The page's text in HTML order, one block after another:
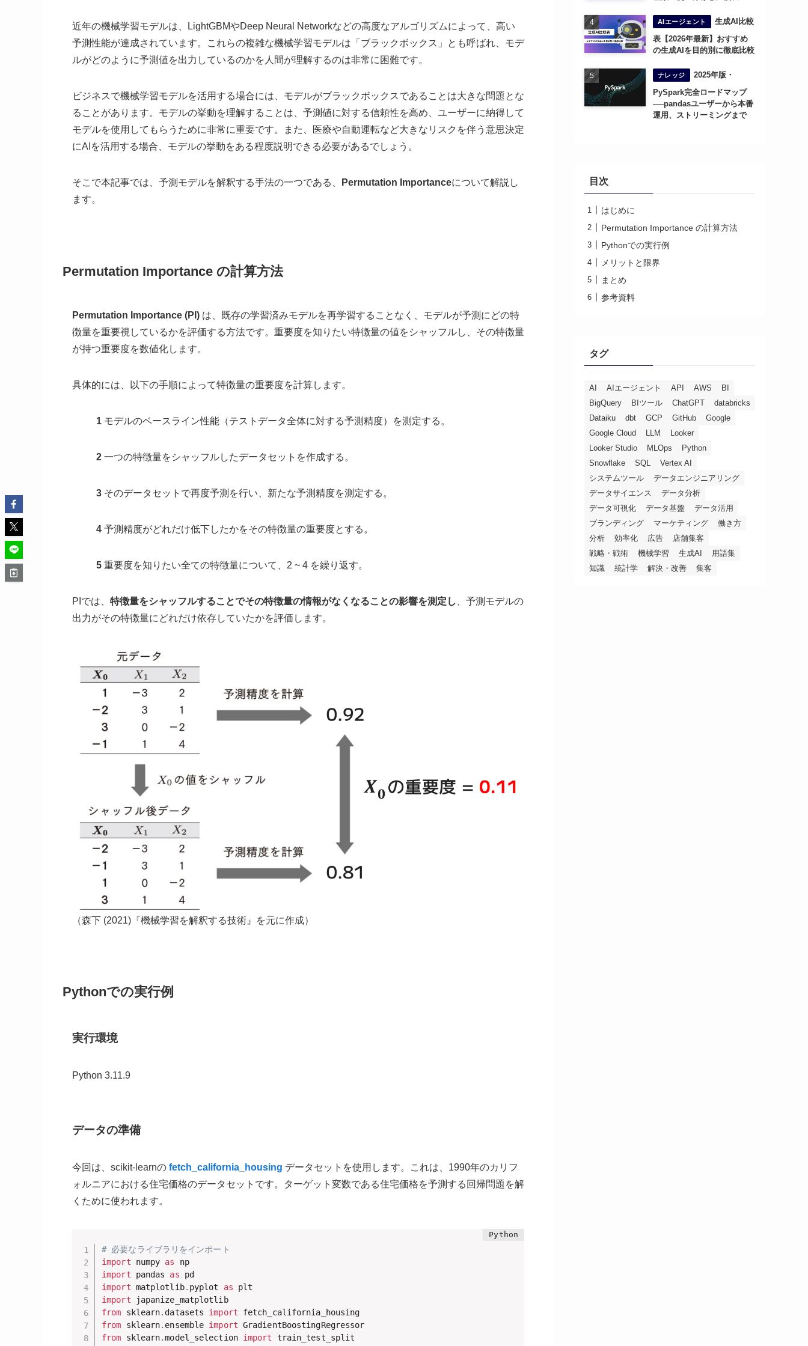
近年の機械学習モデルは、LightGBMやDeep Neural Networkなどの高度なアルゴリズムによって、高い
予測性能が達成されています。これらの複雑な機械学習モデルは「ブラックボックス」とも呼ばれ、モデ
ルがどのように予測値を出力しているのかを人間が理解するのは非常に困難です。
ビジネスで機械学習モデルを活用する場合には、モデルがブラックボックスであることは大きな問題とな
ることがあります。モデルの挙動を理解することは、予測値に対する信頼性を高め、ユーザーに納得して
モデルを使用してもらうために非常に重要です。また、医療や自動運転など大きなリスクを伴う意思決定
にAIを活用する場合、モデルの挙動をある程度説明できる必要があるでしょう。
そこで本記事では、予測モデルを解釈する手法の一つである、 Permutation Importanceについて解説し
ます。
Permutation Importance の計算方法
Permutation Importance (PI) は、既存の学習済みモデルを再学習することなく、モデルが予測にどの特
徴量を重要視しているかを評価する方法です。重要度を知りたい特徴量の値をシャッフルし、その特徴量
が持つ重要度を数値化します。
具体的には、以下の手順によって特徴量の重要度を計算します。
1 モデルのベースライン性能（テストデータ全体に対する予測精度）を測定する。
2 一つの特徴量をシャッフルしたデータセットを作成する。
3 そのデータセットで再度予測を行い、新たな予測精度を測定する。
4 予測精度がどれだけ低下したかをその特徴量の重要度とする。
5 重要度を知りたい全ての特徴量について、2 ~ 4 を繰り返す。
PIでは、 特徴量をシャッフルすることでその特徴量の情報がなくなることの影響を測定し 、予測モデルの
出力がその特徴量にどれだけ依存していたかを評価します。
（森下 (2021)『機械学習を解釈する技術』を元に作成）
Pythonでの実行例
実行環境
Python 3.11.9
データの準備
今回は、scikit-learnの fetch_california_housing データセットを使用します。これは、1990年のカリフ
ォルニアにおける住宅価格のデータセットです。ターゲット変数である住宅価格を予測する回帰問題を解
くために使われます。
# 必要なライブラリをインポート
import numpy as
np
import pandas as
import matplotlib. pyplot as
import
japanize_matplotlib
from sklearn. datasets import
from sklearn. ensemble import
from sklearn.model_selection import
AIエージェント
生成AI比較
表【2026年最新】おすすめ
の生成AIを目的別に徹底比較
ナレッジ
2025年版・
PySpark完全ロードマップ
──pandasユーザーから本番
運用、ストリーミングまで
目次
はじめに
Permutation Importance の計算方法
Pythonでの実行例
メリットと限界
まとめ
参考資料
タグ
AI AIエージェント API AWS
BI
BigQuery
BIツール ChatGPT
databricks
Dataiku
dbt GCP GitHub
Google
Google Cloud
LLM
Looker
Looker Studio
MLOps
Python
Snowflake
SQL
Vertex AI
システムツール
データエンジニアリング
データサイエンス
データ分析
データ可視化
データ基盤
データ活用
ブランディング
マーケティング
働き方
分析
効率化 広告
店舗集客
戦略・戦術
機械学習 生成AI
用語集
知識
統計学 解決・改善 集客